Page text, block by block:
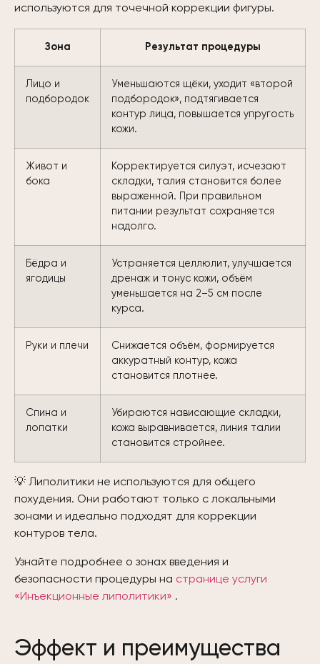
используются для точечной коррекции фигуры.
Зона Результат процедуры
Лицо и
подбородок
Уменьшаются щёки, уходит «второй
подбородок», подтягивается
контур лица, повышается упругость
кожи.
Живот и
бока
Корректируется силуэт, исчезают
складки, талия становится более
выраженной. При правильном
питании результат сохраняется
надолго.
Бёдра и
ягодицы
Устраняется целлюлит, улучшается
дренаж и тонус кожи, объём
уменьшается на 2–5 см после
курса.
Руки и плечи
Снижается объём, формируется
аккуратный контур, кожа
становится плотнее.
Спина и
лопатки
Убираются нависающие складки,
кожа выравнивается, линия талии
становится стройнее.
💡 Липолитики не используются для общего
похудения. Они работают только с локальными
зонами и идеально подходят для коррекции
контуров тела.
Узнайте подробнее о зонах введения и
безопасности процедуры на странице услуги
«Инъекционные липолитики» .
Эффект и преимущества